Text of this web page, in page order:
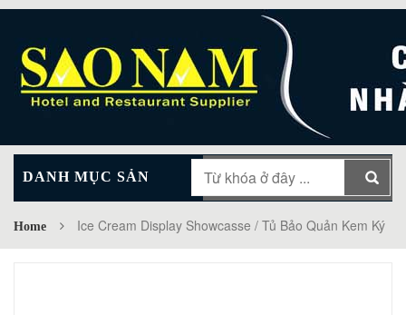
DANH MỤC SẢN
PHẨM
MAIN MENU
Home Ice Cream Display Showcasse / Tủ Bảo Quản Kem Ký